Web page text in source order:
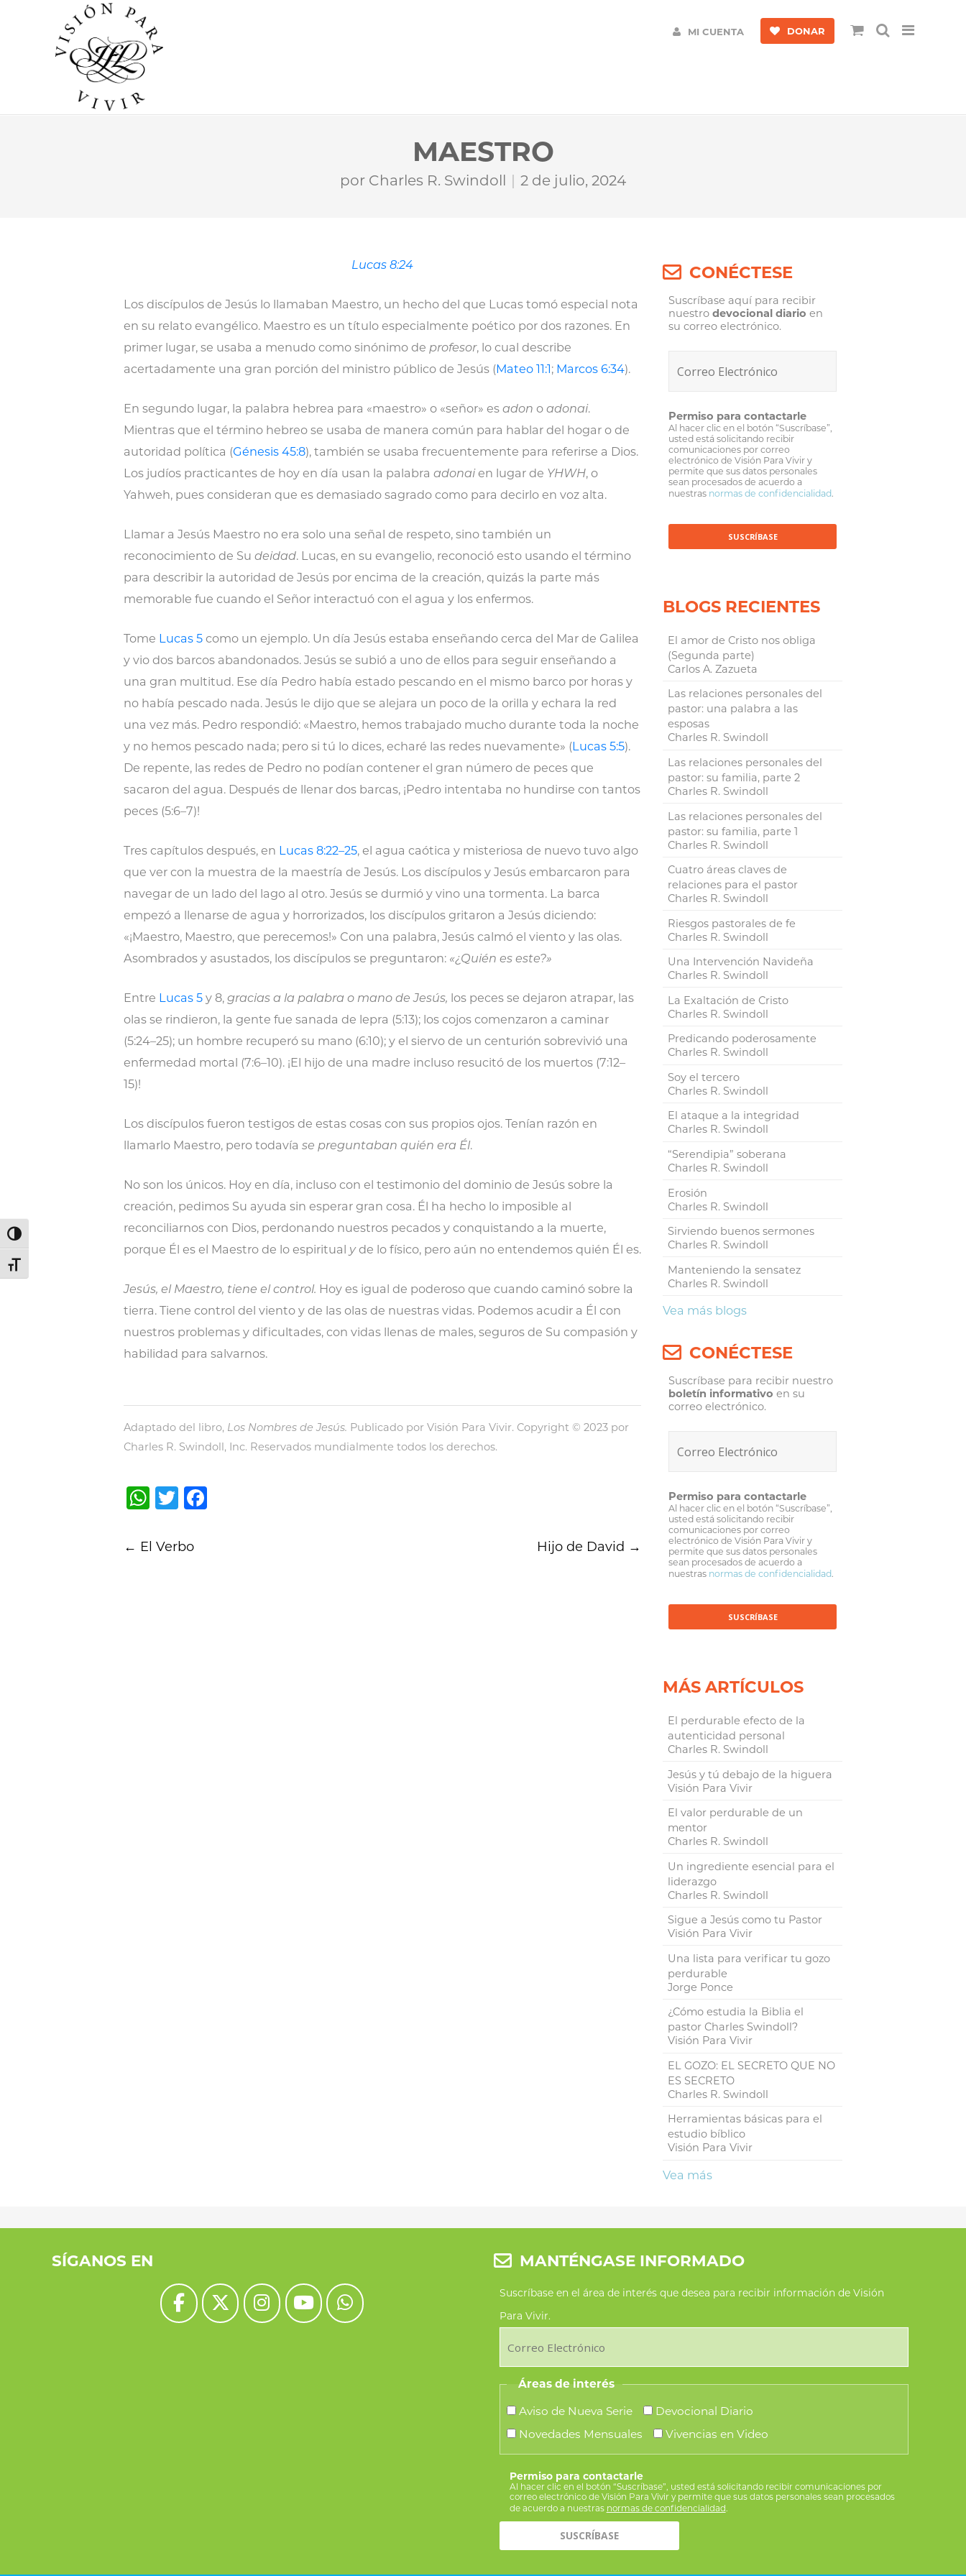
Alternar alto contraste
Alternar tamaño de letra
MI CUENTA DONAR
MAESTRO
por Charles R. Swindoll 2 de julio, 2024
Lucas 8:24
Los discípulos de Jesús lo llamaban Maestro, un hecho del que Lucas tomó especial nota
en su relato evangélico. Maestro es un título especialmente poético por dos razones. En
primer lugar, se usaba a menudo como sinónimo de profesor, lo cual describe
acertadamente una gran porción del ministro público de Jesús (Mateo 11:1; Marcos 6:34).
En segundo lugar, la palabra hebrea para «maestro» o «señor» es adon o adonai.
Mientras que el término hebreo se usaba de manera común para hablar del hogar o de
autoridad política (Génesis 45:8), también se usaba frecuentemente para referirse a Dios.
Los judíos practicantes de hoy en día usan la palabra adonaien lugar de YHWH, o
Yahweh, pues consideran que es demasiado sagrado como para decirlo en voz alta.
Llamar a Jesús Maestro no era solo una señal de respeto, sino también un
reconocimiento de Su deidad. Lucas, en su evangelio, reconoció esto usando el término
para describir la autoridad de Jesús por encima de la creación, quizás la parte más
memorable fue cuando el Señor interactuó con el agua y los enfermos.
Tome Lucas 5 como un ejemplo. Un día Jesús estaba enseñando cerca del Mar de Galilea
y vio dos barcos abandonados. Jesús se subió a uno de ellos para seguir enseñando a
una gran multitud. Ese día Pedro había estado pescando en el mismo barco por horas y
no había pescado nada. Jesús le dijo que se alejara un poco de la orilla y echara la red
una vez más. Pedro respondió: «Maestro, hemos trabajado mucho durante toda la noche
y no hemos pescado nada; pero si tú lo dices, echaré las redes nuevamente» (Lucas 5:5).
De repente, las redes de Pedro no podían contener el gran número de peces que
sacaron del agua. Después de llenar dos barcas, ¡Pedro intentaba no hundirse con tantos
peces (5:6–7)!
Tres capítulos después, en Lucas 8:22–25, el agua caótica y misteriosa de nuevo tuvo algo
que ver con la muestra de la maestría de Jesús. Los discípulos y Jesús embarcaron para
navegar de un lado del lago al otro. Jesús se durmió y vino una tormenta. La barca
empezó a llenarse de agua y horrorizados, los discípulos gritaron a Jesús diciendo:
«¡Maestro, Maestro, que perecemos!» Con una palabra, Jesús calmó el viento y las olas.
Asombrados y asustados, los discípulos se preguntaron: «¿Quién es este?»
Entre Lucas 5 y 8, gracias a la palabra o mano de Jesús, los peces se dejaron atrapar, las
olas se rindieron, la gente fue sanada de lepra (5:13); los cojos comenzaron a caminar
(5:24–25); un hombre recuperó su mano (6:10); y el siervo de un centurión sobrevivió una
enfermedad mortal (7:6–10). ¡El hijo de una madre incluso resucitó de los muertos (7:12–
15)!
Los discípulos fueron testigos de estas cosas con sus propios ojos. Tenían razón en
llamarlo Maestro, pero todavía se preguntaban quién era Él.
No son los únicos. Hoy en día, incluso con el testimonio del dominio de Jesús sobre la
creación, pedimos Su ayuda sin esperar gran cosa. Él ha hecho lo imposible al
reconciliarnos con Dios, perdonando nuestros pecados y conquistando a la muerte,
porque Él es el Maestro de lo espiritual yde lo físico, pero aún no entendemos quién Él es.
Jesús, el Maestro, tiene el control. Hoy es igual de poderoso que cuando caminó sobre la
tierra. Tiene control del viento y de las olas de nuestras vidas. Podemos acudir a Él con
nuestros problemas y dificultades, con vidas llenas de males, seguros de Su compasión y
habilidad para salvarnos.
Adaptado del libro, Los Nombres de Jesús. Publicado por Visión Para Vivir. Copyright © 2023 por
Charles R. Swindoll, Inc. Reservados mundialmente todos los derechos.
WhatsApp
Twitter
navigation
← El Verbo Hijo de David →
CONÉCTESE
Suscríbase aquí para recibir
nuestrodevocional diario en
su correo electrónico.
Permiso para contactarle
Al hacer clic en el botón “Suscríbase”,
usted está solicitando recibir
comunicaciones por correo
electrónico de Visión Para Vivir y
permite que sus datos personales
sean procesados de acuerdo a
nuestras normas de confidencialidad.
BLOGS RECIENTES
El amor de Cristo nos obliga
(Segunda parte)
Carlos A. Zazueta
Las relaciones personales del
pastor: una palabra a las
esposas
Charles R. Swindoll
Las relaciones personales del
pastor: su familia, parte 2
Charles R. Swindoll
Las relaciones personales del
pastor: su familia, parte 1
Charles R. Swindoll
Cuatro áreas claves de
relaciones para el pastor
Charles R. Swindoll
Riesgos pastorales de fe
Charles R. Swindoll
Una Intervención Navideña
Charles R. Swindoll
La Exaltación de Cristo
Charles R. Swindoll
Predicando poderosamente
Charles R. Swindoll
Soy el tercero
Charles R. Swindoll
El ataque a la integridad
Charles R. Swindoll
“Serendipia” soberana
Charles R. Swindoll
Erosión
Charles R. Swindoll
Sirviendo buenos sermones
Charles R. Swindoll
Manteniendo la sensatez
Charles R. Swindoll
Vea más blogs
CONÉCTESE
Suscríbase para recibir nuestro
boletín informativo en su
correo electrónico.
Permiso para contactarle
Al hacer clic en el botón “Suscríbase”,
usted está solicitando recibir
comunicaciones por correo
electrónico de Visión Para Vivir y
permite que sus datos personales
sean procesados de acuerdo a
nuestras normas de confidencialidad.
MÁS ARTÍCULOS
El perdurable efecto de la
autenticidad personal
Charles R. Swindoll
Jesús y tú debajo de la higuera
Visión Para Vivir
El valor perdurable de un
mentor
Charles R. Swindoll
Un ingrediente esencial para el
liderazgo
Charles R. Swindoll
Sigue a Jesús como tu Pastor
Visión Para Vivir
Una lista para verificar tu gozo
perdurable
Jorge Ponce
¿Cómo estudia la Biblia el
pastor Charles Swindoll?
Visión Para Vivir
EL GOZO: EL SECRETO QUE NO
ES SECRETO
Charles R. Swindoll
Herramientas básicas para el
estudio bíblico
Visión Para Vivir
Vea más
SÍGANOS EN MANTÉNGASE INFORMADO
Suscríbase en el área de interés que desea para recibir información de Visión
Para Vivir.
Áreas de interés
Aviso de Nueva Serie
Devocional Diario
Novedades Mensuales
Vivencias en Video
Permiso para contactarle
Al hacer clic en el botón “Suscríbase”, usted está solicitando recibir comunicaciones por
correo electrónico de Visión Para Vivir y permite que sus datos personales sean procesados
de acuerdo a nuestras normas de confidencialidad.